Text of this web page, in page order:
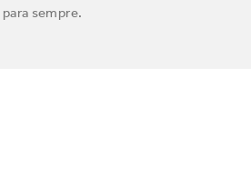
sempre.